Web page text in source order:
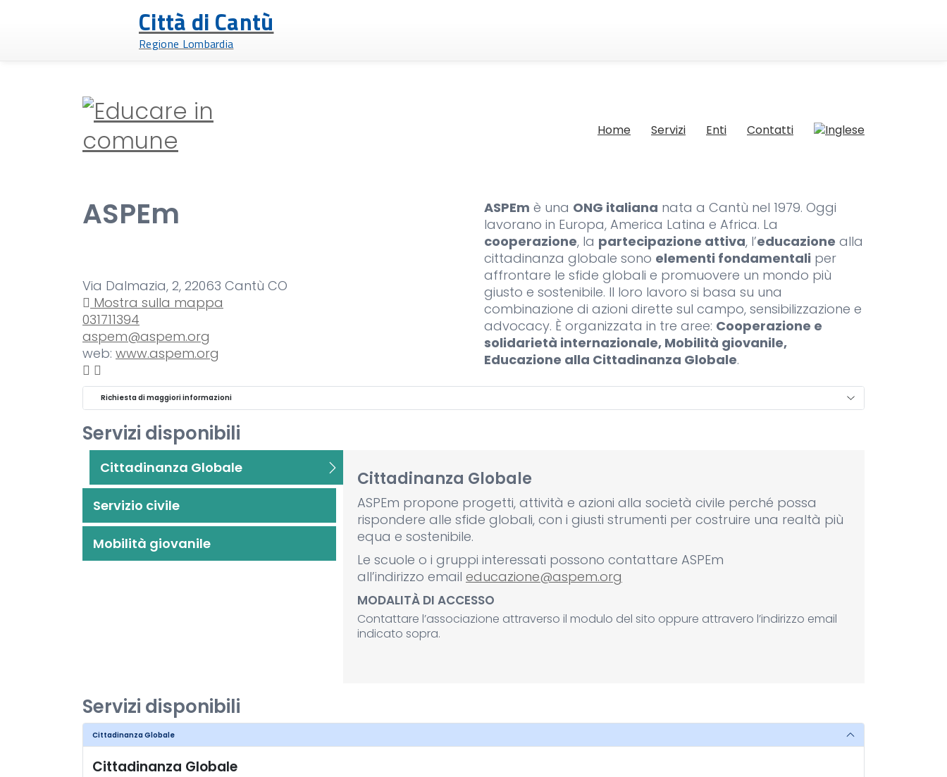
Città di Cantù
Regione Lombardia
Home Servizi Enti Contatti
ASPEm
Via Dalmazia, 2, 22063 Cantù CO
Mostra sulla mappa
031711394
aspem@aspem.org
web: www.aspem.org
ASPEm è una ONG italiana nata a Cantù nel 1979. Oggi
lavorano in Europa, America Latina e Africa. La
cooperazione, la partecipazione attiva, l’educazione alla
cittadinanza globale sono elementi fondamentali per
affrontare le sfide globali e promuovere un mondo più
giusto e sostenibile. Il loro lavoro si basa su una
combinazione di azioni dirette sul campo, sensibilizzazione e
advocacy. È organizzata in tre aree: Cooperazione e
solidarietà internazionale, Mobilità giovanile,
Educazione alla Cittadinanza Globale.
Richiesta di maggiori informazioni
Servizi disponibili
Cittadinanza Globale
Servizio civile
Mobilità giovanile
Cittadinanza Globale
ASPEm propone progetti, attività e azioni alla società civile perché possa
rispondere alle sfide globali, con i giusti strumenti per costruire una realtà più
equa e sostenibile.
Le scuole o i gruppi interessati possono contattare ASPEm
all’indirizzo email educazione@aspem.org
MODALITÀ DI ACCESSO
Contattare l’associazione attraverso il modulo del sito oppure attravero l’indirizzo email
indicato sopra.
Servizi disponibili
Cittadinanza Globale
Cittadinanza Globale